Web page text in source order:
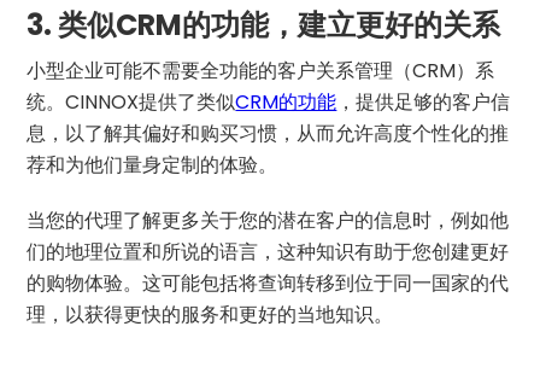
3. 类似CRM的功能，建立更好的关系
小型企业可能不需要全功能的客户关系管理（CRM）系
统。CINNOX提供了类似CRM的功能 ，提供足够的客户信
息，以了解其偏好和购买习惯，从而允许高度个性化的推
荐和为他们量身定制的体验。
当您的代理了解更多关于您的潜在客户的信息时，例如他
们的地理位置和所说的语言，这种知识有助于您创建更好
的购物体验。这可能包括将查询转移到位于同一国家的代
理，以获得更快的服务和更好的当地知识。